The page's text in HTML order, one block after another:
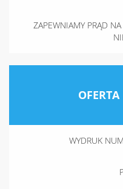
ZAPEWNIAMY PRĄD NA
WYDRUK